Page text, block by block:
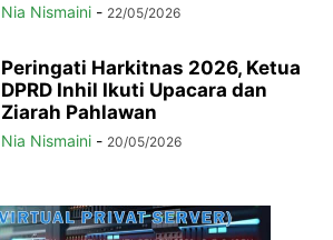
Nia Nismaini - 22/05/2026
Peringati Harkitnas 2026, Ketua
DPRD Inhil Ikuti Upacara dan
Ziarah Pahlawan
Nia Nismaini - 20/05/2026